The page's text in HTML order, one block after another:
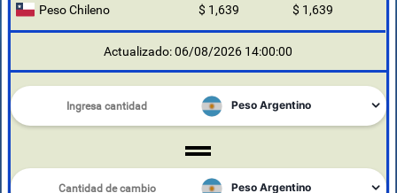
Peso Chileno $ 1,639 $ 1,639
Actualizado: 06/08/2026 14:00:00